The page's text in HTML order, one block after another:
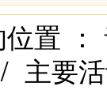
置 ：
/ 主要